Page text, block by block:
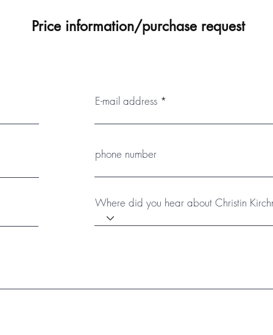
Price information/purchase request
E-mail address
phone number
Where did you hear about Christin